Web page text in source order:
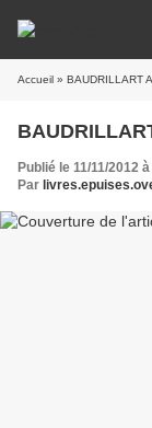
Accueil » BAUDRILLART
Publié le 11/11/2012
Par